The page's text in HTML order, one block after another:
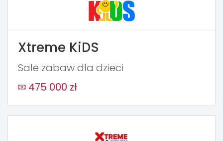
Xtreme KiDS
Sale zabaw dla dzieci
475 000 zł